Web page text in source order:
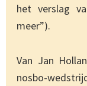
het verslag
meer”).
Van Jan
nosbo-